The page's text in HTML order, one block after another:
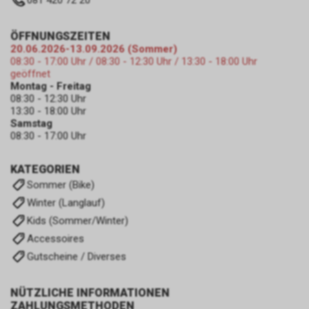
KATEGORIEN
Sommer (Bike)
Winter (Langlauf)
Kids (Sommer/Winter)
Accessoires
Gutscheine / Diverses
NÜTZLICHE INFORMATIONEN
ZAHLUNGSMETHODEN
ÖFFNUNGSZEITEN
20.06.2026-13.09.2026 (Sommer)
08:30 - 17:00 Uhr / 08:30 - 12:30 Uhr / 13:30 - 18:00 Uhr
geöffnet
Montag - Freitag
08:30 - 12:30 Uhr
13:30 - 18:00 Uhr
Samstag
08:30 - 17:00 Uhr